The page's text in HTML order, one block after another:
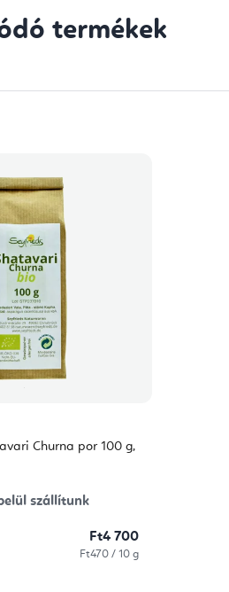
termékek
Churna por 100 g,
szállítunk
Ft4 700
Egységár:
Ft470 / 10 g